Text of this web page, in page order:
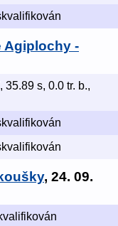
Agiplochy -
35.89 s, 0.0 tr. b.,
, 24. 09.